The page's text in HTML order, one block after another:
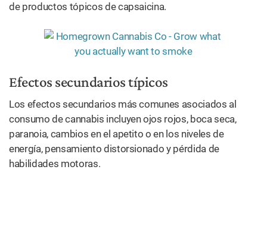
de productos tópicos de capsaicina.
Efectos secundarios típicos
Los efectos secundarios más comunes asociados al
consumo de cannabis incluyen ojos rojos, boca seca,
paranoia, cambios en el apetito o en los niveles de
energía, pensamiento distorsionado y pérdida de
habilidades motoras.